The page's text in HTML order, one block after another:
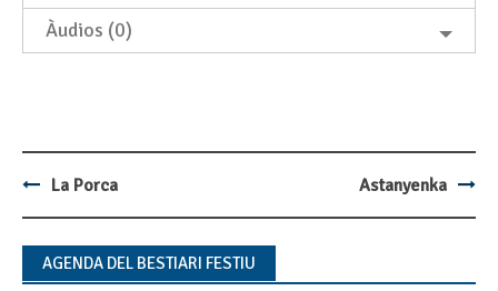
Àudios (0)
Post
navigation
La Porca Astanyenka
AGENDA DEL BESTIARI FESTIU